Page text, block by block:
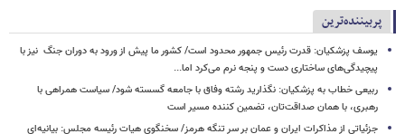
پربیننده‌ترین
یوسف پزشکیان: قدرت رئیس‌ جمهور محدود است/ کشور ما پیش از ورود به دوران جنگ نیز با
پیچیدگی‌های ساختاری دست و پنجه نرم می‌کرد اما...
ربیعی خطاب به پزشکیان: نگذارید رشته وفاق با جامعه گسسته شود/ سیاست همراهی با
رهبری، با همان صداقت‌تان، تضمین کننده مسیر است
جزئیاتی از مذاکرات ایران و عمان بر سر تنگه هرمز/ سخنگوی هیات رئیسه مجلس: بیانیه‌ای